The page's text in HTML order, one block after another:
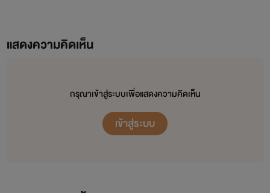
แสดงความคิดเห็น
กรุณาเข้าสู่ระบบเพื่อแสดงความคิดเห็น
เข้าสู่ระบบ